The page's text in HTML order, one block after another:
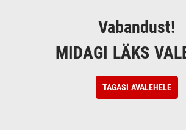
Vabandust!
MIDAGI LÄKS
TAGASI AVALEHELE